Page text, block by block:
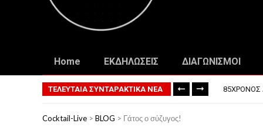
Home ΕΚΔΗΛΩΣΕΙΣ ΔΙΑΓΩΝΙΣΜΟΙ
ΤΕΛΕΥΤΑΙΑ ΣΥΝΤΑΡΑΚΤΙΚΑ ΝΕΑ
ΤΟ ΠΡΏΤΟ
ΦΟΒΕΡΆ
85ΧΡΟΝΟΣ
Cocktail-Live > BLOG > Γάτος ο σύζυγος!